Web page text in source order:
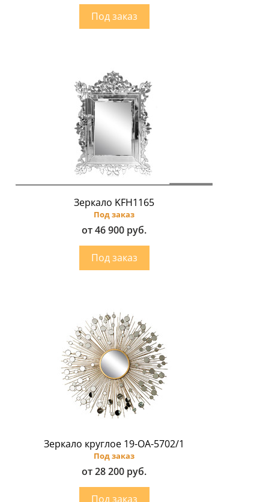
Зеркало KFH1165
Под заказ
от 46 900 руб.
Зеркало круглое 19-OA-5702/1
Под заказ
от 28 200 руб.